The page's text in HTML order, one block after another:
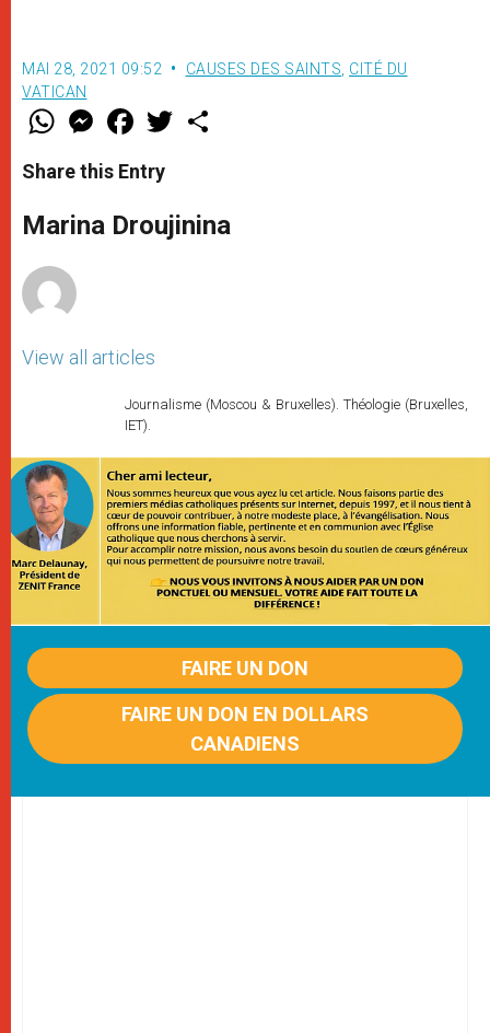
MAI 28, 2021 09:52 CAUSES DES SAINTS CITÉ DU
VATICAN
W
t
s
p
p
M
e
s
e
g
e
F
a
e
b
o
k
w
r
Share this Entry
Marina Droujinina
View all articles
Journalisme (Moscou & Bruxelles). Théologie (Bruxelles,
IET).
FAIRE UN DON
FAIRE UN DON EN DOLLARS
CANADIENS